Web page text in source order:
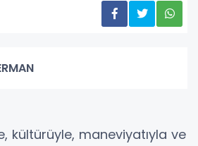
kültürüyle, maneviyatıyla ve